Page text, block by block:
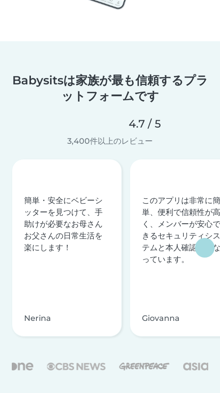
Babysitsは家族が最も信頼するプラ
ットフォームです
4.7 / 5
3,400件以上のレビュー
簡単・安全にベビーシ
ッターを見つけて、手
助けが必要なお母さん
お父さんの日常生活を
楽にします！
Nerina
このアプリは非常に簡
単、便利で信頼性が高
く、メンバーが安心で
きるセキュリティシス
テムと本人確認を行な
っています。
Giovanna